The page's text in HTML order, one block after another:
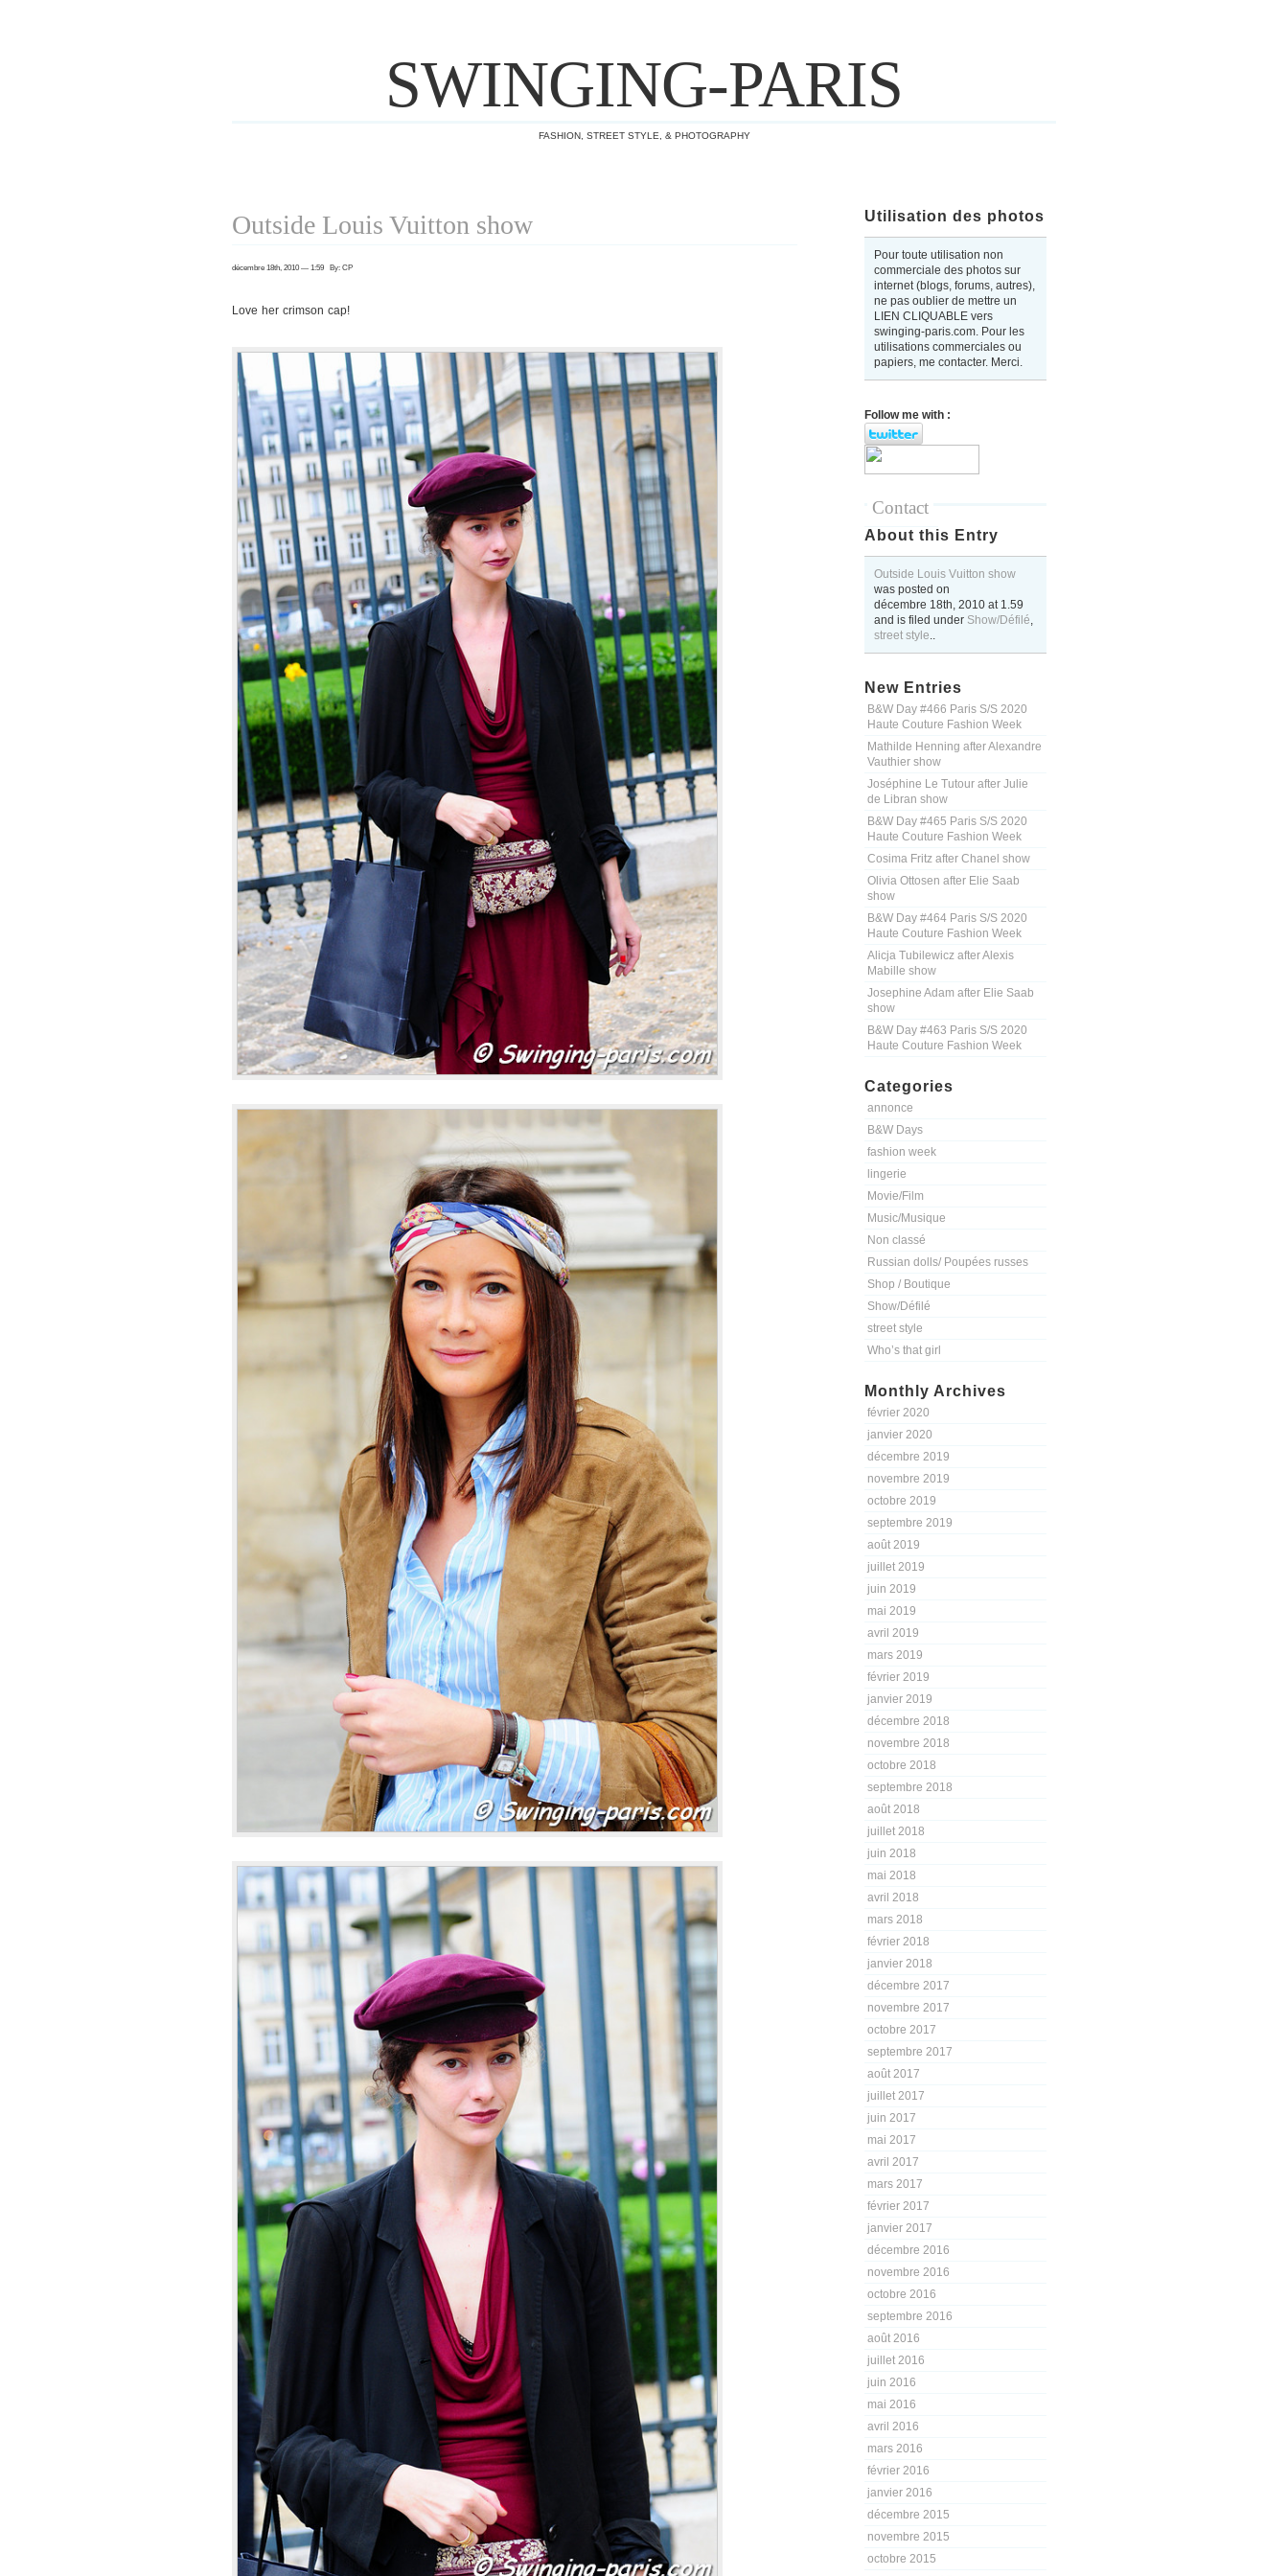
SWINGING-PARIS
FASHION, STREET STYLE, & PHOTOGRAPHY
Utilisation des photos
Pour toute utilisation non
commerciale des photos sur
internet (blogs, forums, autres),
ne pas oublier de mettre un
LIEN CLIQUABLE vers
swinging-paris.com. Pour les
utilisations commerciales ou
papiers, me contacter. Merci.
Follow me with :
Contact
About this Entry
Outside Louis Vuitton show
was posted on
décembre 18th, 2010 at 1.59
and is filed under Show/Défilé,
street style..
New Entries
B&W Day #466 Paris S/S 2020
Haute Couture Fashion Week
Mathilde Henning after Alexandre
Vauthier show
Joséphine Le Tutour after Julie
de Libran show
B&W Day #465 Paris S/S 2020
Haute Couture Fashion Week
Cosima Fritz after Chanel show
Olivia Ottosen after Elie Saab
show
B&W Day #464 Paris S/S 2020
Haute Couture Fashion Week
Alicja Tubilewicz after Alexis
Mabille show
Josephine Adam after Elie Saab
show
B&W Day #463 Paris S/S 2020
Haute Couture Fashion Week
Categories
annonce
B&W Days
fashion week
lingerie
Movie/Film
Music/Musique
Non classé
Russian dolls/ Poupées russes
Shop / Boutique
Show/Défilé
street style
Who’s that girl
Monthly Archives
février 2020
janvier 2020
décembre 2019
novembre 2019
octobre 2019
septembre 2019
août 2019
juillet 2019
juin 2019
mai 2019
avril 2019
mars 2019
février 2019
janvier 2019
décembre 2018
novembre 2018
octobre 2018
septembre 2018
août 2018
juillet 2018
juin 2018
mai 2018
avril 2018
mars 2018
février 2018
janvier 2018
décembre 2017
novembre 2017
octobre 2017
septembre 2017
août 2017
juillet 2017
juin 2017
mai 2017
avril 2017
mars 2017
février 2017
janvier 2017
décembre 2016
novembre 2016
octobre 2016
septembre 2016
août 2016
juillet 2016
juin 2016
mai 2016
avril 2016
mars 2016
février 2016
janvier 2016
décembre 2015
novembre 2015
octobre 2015
Outside Louis Vuitton show
décembre 18th, 2010 — 1:59 By: CP
Love her crimson cap!